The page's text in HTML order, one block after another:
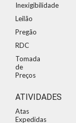
Inexigibilidade
Leilão
Pregão
RDC
Tomada
de
Preços
ATIVIDADES
Atas
Expedidas